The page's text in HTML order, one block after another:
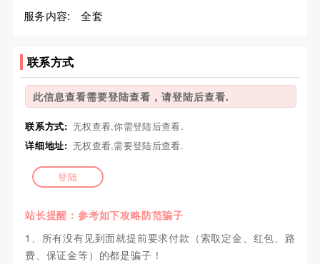
服务内容:
全套
联系方式
此信息查看需要登陆查看，请登陆后查看.
联系方式: 无权查看,你需登陆后查看.
详细地址: 无权查看,需要登陆后查看.
登陆
站长提醒：参考如下攻略防范骗子
1、所有没有见到面就提前要求付款（索取定金、红包、路
费、保证金等）的都是骗子！